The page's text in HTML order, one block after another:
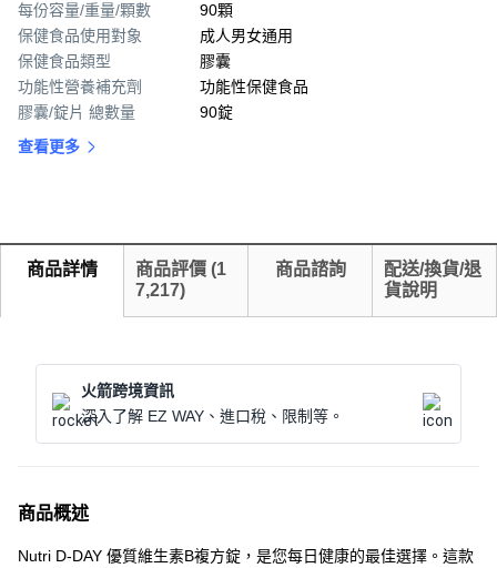
每份容量/重量/顆數
90顆
保健食品使用對象
成人男女通用
保健食品類型
膠囊
功能性營養補充劑
功能性保健食品
膠囊/錠片 總數量
90錠
查看更多
商品詳情 商品評價 (1
7,217)
商品諮詢
配送/換貨/退
貨說明
火箭跨境資訊
深入了解 EZ WAY、進口稅、限制等。
商品概述
Nutri D-DAY 優質維生素B複方錠，是您每日健康的最佳選擇。這款